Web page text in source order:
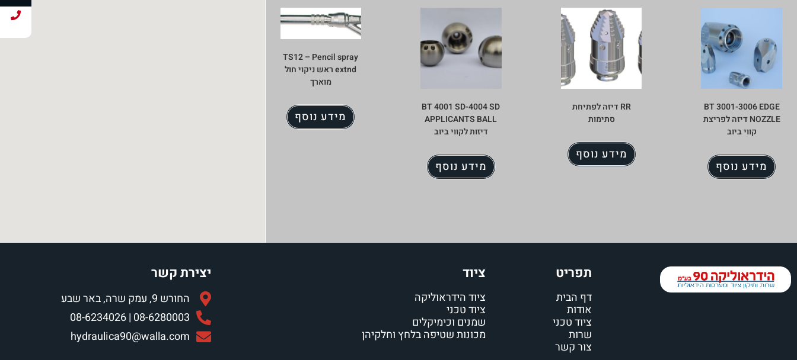
BT 3001-3006 EDGE
NOZZLE דיזה לפריצת
קווי ביוב
מידע נוסף
RR דיזה לפתיחת
סתימות
מידע נוסף
BT 4001 SD-4004 SD
APPLICANTS BALL
דיזות לקווי ביוב
מידע נוסף
TS12 – Pencil spray
extnd ראש ניקוי חול
מוארך
מידע נוסף
תפריט
דף הבית
אודות
ציוד טכני
שרות
צור קשר
ציוד
ציוד הידראוליקה
ציוד טכני
שמנים וכימיקלים
מכונות שטיפה בלחץ וחלקיהן
יצירת קשר
החורש 9, עמק שרה, באר שבע
08-6280003 | 08-6234026
hydraulica90@walla.com